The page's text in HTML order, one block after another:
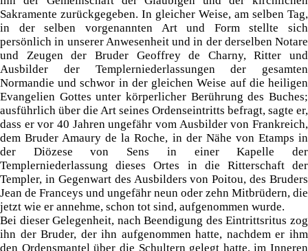
Sakramente zurückgegeben. In gleicher Weise, am selben Tag,
in der selben vorgenannten Art und Form stellte sich
persönlich in unserer Anwesenheit und in der derselben Notare
und Zeugen der Bruder Geoffrey de Charny, Ritter und
Ausbilder der Templerniederlassungen der gesamten
Normandie und schwor in der gleichen Weise auf die heiligen
Evangelien Gottes unter körperlicher Berührung des Buches;
ausführlich über die Art seines Ordenseintritts befragt, sagte er,
dass er vor 40 Jahren ungefähr vom Ausbilder von Frankreich,
dem Bruder Amaury de la Roche, in der Nähe von Etamps in
der Diözese von Sens in einer Kapelle der
Templerniederlassung dieses Ortes in die Ritterschaft der
Templer, in Gegenwart des Ausbilders von Poitou, des Bruders
Jean de Franceys und ungefähr neun oder zehn Mitbrüdern, die
jetzt wie er annehme, schon tot sind, aufgenommen wurde.
Bei dieser Gelegenheit, nach Beendigung des Eintrittsritus zog
ihn der Bruder, der ihn aufgenommen hatte, nachdem er ihm
den Ordensmantel über die Schultern gelegt hatte, im Inneren